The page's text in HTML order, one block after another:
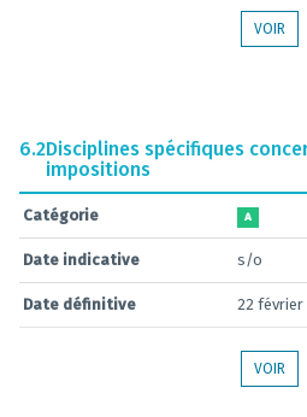
VOIR
6.2Disciplines spécifiques
impositions
Catégorie A
Date indicative s/o
Date définitive 22 février
VOIR